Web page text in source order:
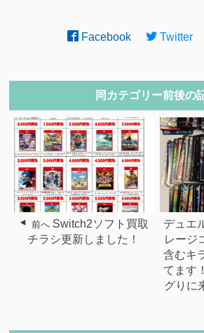
Facebook Twitter
同カテゴリー前後の
前へ Switch2ソフト買取
チラシ更新しました！
デュエ
レージ
含むキ
てます
グりに